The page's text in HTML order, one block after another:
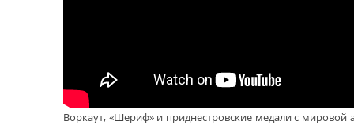
Воркаут, «Шериф» и приднестровские медали с мировой